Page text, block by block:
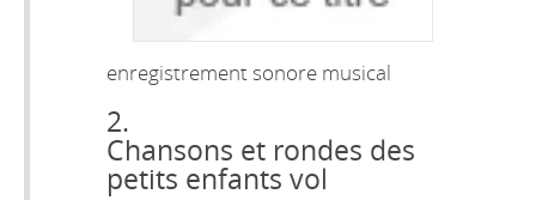
enregistrement sonore musical
2.
Chansons et rondes des
petits enfants vol